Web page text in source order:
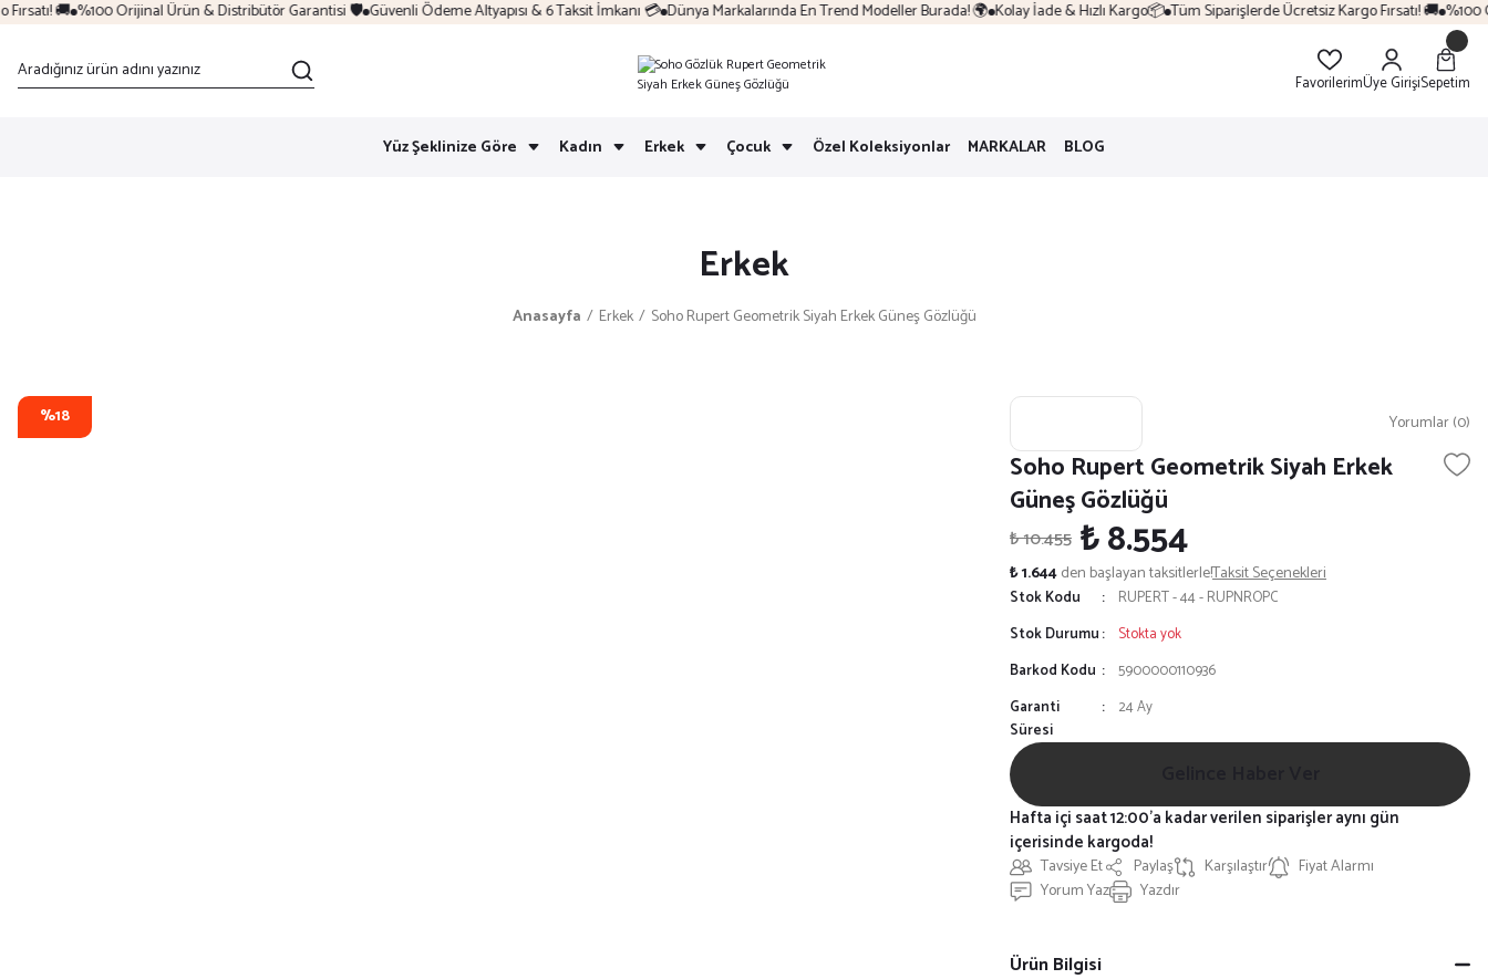
🚚 %100 Orijinal Ürün & Distribütör Garantisi 🛡️ Güvenli Ödeme Altyapısı & 6 Taksit İmkanı 💳 Dünya Markalarında En Trend Modeller Burada! 🌍 Kolay İade & Hızlı Kargo📦 Tüm Siparişlerde Ücretsiz Kargo Fırsatı! 🚚 %100
FavorilerimÜye GirişiSepetim
Yüz Şeklinize Göre Kadın Erkek Çocuk Özel Koleksiyonlar MARKALAR BLOG
Erkek
Anasayfa Erkek Soho Rupert Geometrik Siyah Erkek Güneş Gözlüğü
%18 Yorumlar (0)
Soho Rupert Geometrik Siyah Erkek
Güneş Gözlüğü
₺ 10.455 ₺ 8.554
₺ 1.644den başlayan taksitlerle!Taksit Seçenekleri
Stok Kodu
RUPERT - 44 - RUPNROPC
Stok Durumu
Stokta yok
Barkod Kodu
5900000110936
Garanti
Süresi
24 Ay
Tavsiye Et Paylaş Karşılaştır
Fiyat Alarmı
Yorum Yaz
Yazdır
Hafta içi saat 12:00'a kadar verilen siparişler aynı gün
içerisinde kargoda!
Ürün Bilgisi